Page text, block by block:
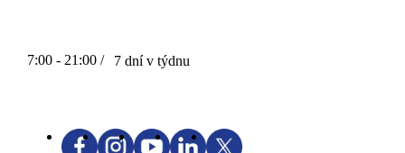
7:00 - 21:00 / 7 dní v týdnu